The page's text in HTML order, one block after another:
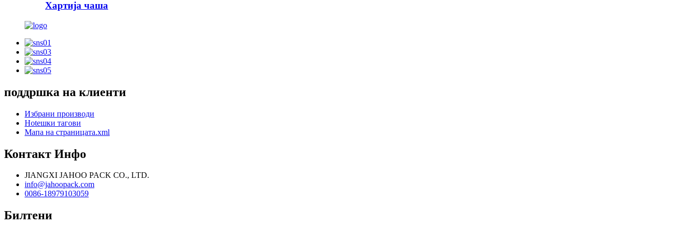
Хартија чаша
поддршка на клиенти
Избрани производи
Hotешки тагови
Мапа на страницата.xml
Контакт Инфо
JIANGXI JAHOO PACK CO., LTD.
info@jahoopack.com
0086-18979103059
Билтени